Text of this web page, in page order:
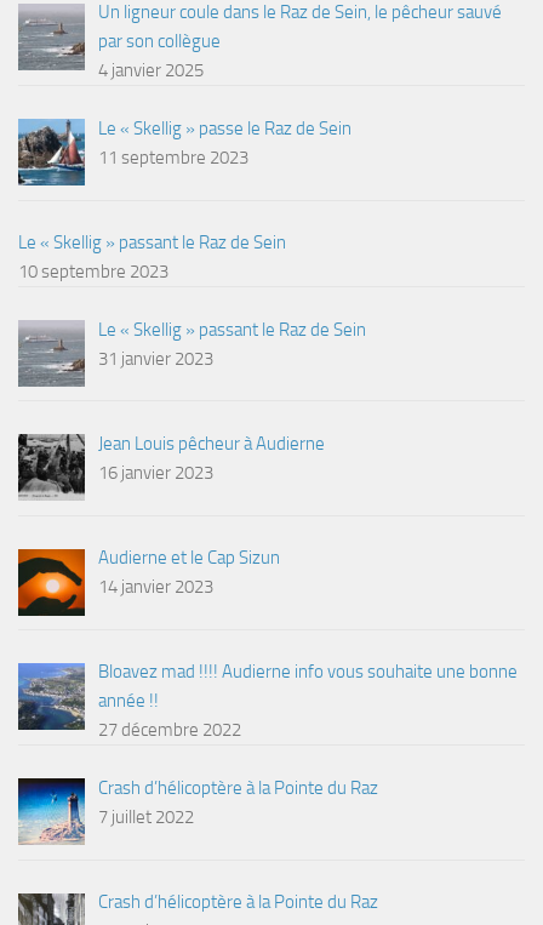
Un ligneur coule dans le Raz de Sein, le pêcheur sauvé
par son collègue
4 janvier 2025
Le « Skellig » passe le Raz de Sein
11 septembre 2023
Le « Skellig » passant le Raz de Sein
10 septembre 2023
Le « Skellig » passant le Raz de Sein
31 janvier 2023
Jean Louis pêcheur à Audierne
16 janvier 2023
Audierne et le Cap Sizun
14 janvier 2023
Bloavez mad !!!! Audierne info vous souhaite une bonne
année !!
27 décembre 2022
Crash d’hélicoptère à la Pointe du Raz
7 juillet 2022
Crash d’hélicoptère à la Pointe du Raz